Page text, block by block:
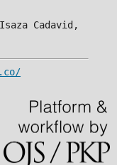
Cadavid,